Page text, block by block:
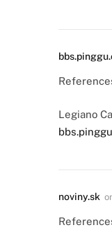
Legiano
noviny.sk